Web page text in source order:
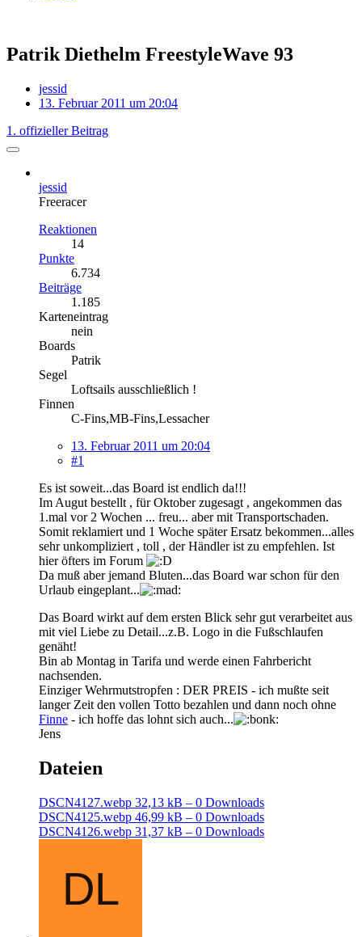
Patrik Diethelm FreestyleWave 93
jessid
13. Februar 2011 um 20:04
1. offizieller Beitrag
jessid
Freeracer
Reaktionen
14
Punkte
6.734
Beiträge
1.185
Karteneintrag
nein
Boards
Patrik
Segel
Loftsails ausschließlich !
Finnen
C-Fins,MB-Fins,Lessacher
13. Februar 2011 um 20:04
#1
Es ist soweit...das Board ist endlich da!!!
Im Augut bestellt , für Oktober zugesagt , angekommen das
1.mal vor 2 Wochen ... freu... aber mit Transportschaden.
Somit reklamiert und 1 Woche später Ersatz bekommen...alles
sehr unkompliziert , toll , der Händler ist zu empfehlen. Ist
hier öfters im Forum
Da muß aber jemand Bluten...das Board war schon für den
Urlaub eingeplant...
Das Board wirkt auf dem ersten Blick sehr gut verarbeitet aus
mit viel Liebe zu Detail...z.B. Logo in die Fußschlaufen
genäht!
Bin ab Montag in Tarifa und werde einen Fahrbericht
nachsenden.
Einziger Wehrmutstropfen : DER PREIS - ich mußte seit
langer Zeit den vollen Totto bezahlen und dann noch ohne
Finne - ich hoffe das lohnt sich auch...
Jens
Dateien
DSCN4127.webp 32,13 kB – 0 Downloads
DSCN4125.webp 46,99 kB – 0 Downloads
DSCN4126.webp 31,37 kB – 0 Downloads